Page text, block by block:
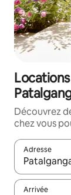
Découvrez
chez vous
Adresse
Lorsque les
Arrivée